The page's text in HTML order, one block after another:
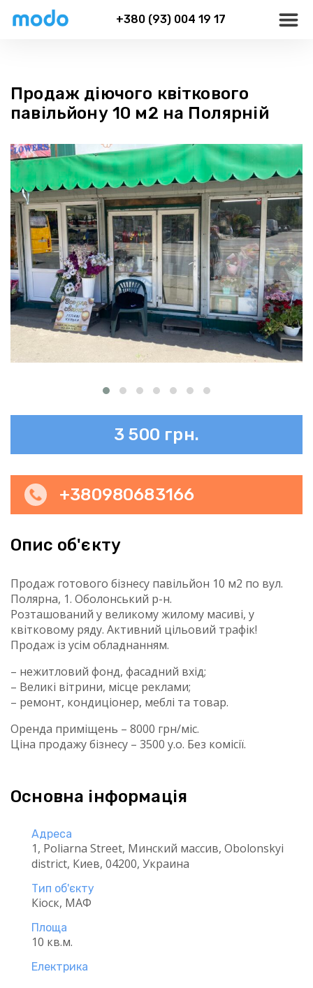
+380 (93) 004 19 17
Продаж діючого квіткового
павільйону 10 м2 на Полярній
3 500 грн.
+380980683166
Опис об'єкту
Продаж готового бізнесу павільйон 10 м2 по вул.
Полярна, 1. Оболонський р-н.
Розташований у великому жилому масиві, у
квітковому ряду. Активний цільовий трафік!
Продаж із усім обладнанням.
– нежитловий фонд, фасадний вхід;
– Великі вітрини, місце реклами;
– ремонт, кондиціонер, меблі та товар.
Оренда приміщень – 8000 грн/міс.
Ціна продажу бізнесу – 3500 у.о. Без комісії.
Основна інформація
Адреса
1, Poliarna Street, Минский массив, Obolonskyi
district, Киев, 04200, Украина
Тип об'єкту
Кіоск, МАФ
Площа
10 кв.м.
Електрика